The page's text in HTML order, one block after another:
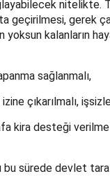
nitelikte.
gerek
kalanların
sağlanmalı,
çıkarılmalı,
kira desteği
sürede devlet